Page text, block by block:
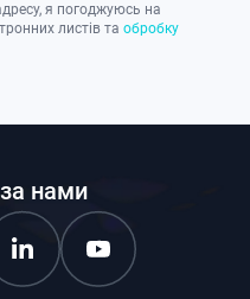
я погоджуюсь на
листів та обробку
нами